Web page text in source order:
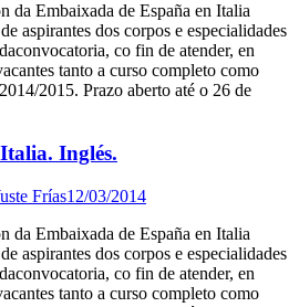
da Embaixada de España en Italia
aspirantes dos corpos e especialidades
co fin de atender, en
tanto a curso completo como
2015. Prazo aberto até o 26 de
Inglés.
Frías12/03/2014
da Embaixada de España en Italia
aspirantes dos corpos e especialidades
co fin de atender, en
tanto a curso completo como